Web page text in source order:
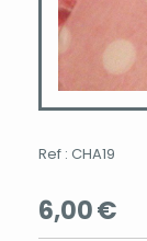
Ref : CHA19
6,00€